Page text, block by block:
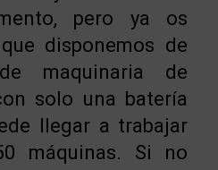
pero ya os
disponemos de
maquinaria de
solo una batería
llegar a trabajar
máquinas. Si no